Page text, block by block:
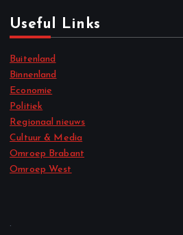
Useful Links
Buitenland
Binnenland
Economie
Politiek
Regionaal nieuws
Cultuur & Media
Omroep Brabant
Omroep West
.